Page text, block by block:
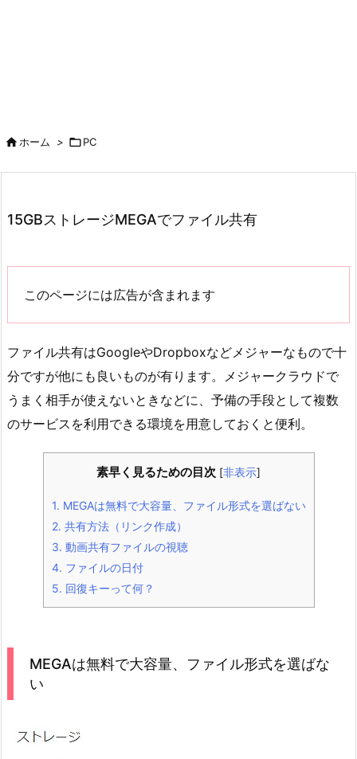
ホーム > PC
15GBストレージMEGAでファイル共有
このページには広告が含まれます
ファイル共有はGoogleやDropboxなどメジャーなもので十
分ですが他にも良いものが有ります。メジャークラウドで
うまく相手が使えないときなどに、予備の手段として複数
のサービスを利用できる環境を用意しておくと便利。
素早く見るための目次 [非表示]
1. MEGAは無料で大容量、ファイル形式を選ばない
2. 共有方法（リンク作成）
3. 動画共有ファイルの視聴
4. ファイルの日付
5. 回復キーって何？
MEGAは無料で大容量、ファイル形式を選ばな
い